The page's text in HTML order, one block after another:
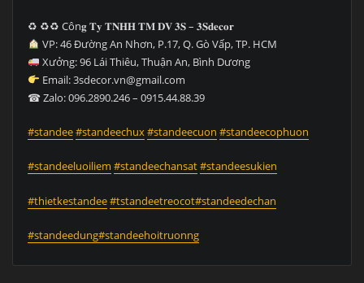
♻ ♻♻ Côn𝐠 𝐓𝐲 𝐓𝐍𝐇𝐇 𝐓𝐌 𝐃𝐕 𝟑𝐒 – 𝟑𝐒𝐝𝐞𝐜𝐨𝐫
VP: 46 Đường An Nhơn, P.17, Q. Gò Vấp, TP. HCM
Xưởng: 96 Lái Thiêu, Thuận An, Bình Dương
Email: 3sdecor.vn@gmail.com
☎ Zalo: 096.2890.246 – 0915.44.88.39
#standee#standeechux#standeecuon #standeecophuon
#standeeluoiliem #standeechansat#standeesukien
#thietkestandee#tstandeetreocot#standeedechan
#standeedung#standeehoitruonng